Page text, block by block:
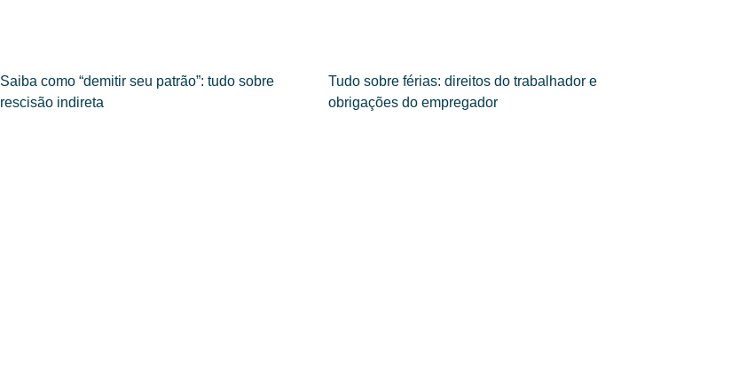
Saiba como “demitir seu patrão”: tudo sobre
rescisão indireta
Tudo sobre férias: direitos do trabalhador e
obrigações do empregador